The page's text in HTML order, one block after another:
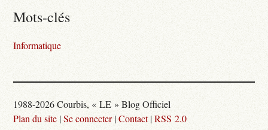
Mots-clés
Informatique
1988-2026 Courbis, « LE » Blog Officiel
Plan du site |Se connecter|Contact|RSS 2.0